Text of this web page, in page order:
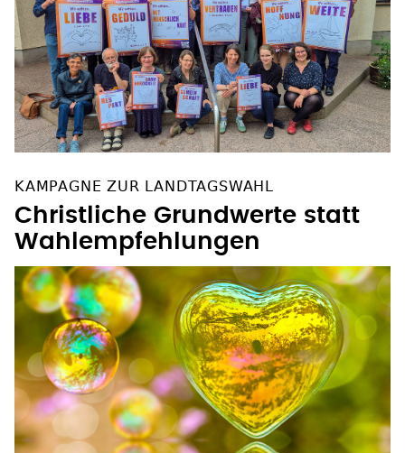
KAMPAGNE ZUR LANDTAGSWAHL
Christliche Grundwerte statt
Wahlempfehlungen